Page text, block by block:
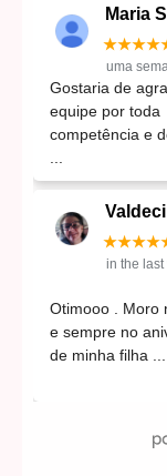
Maria
uma
Gostaria de
equipe por toda
competência e
in the last
Otimooo . Moro
e sempre no
de minha filha